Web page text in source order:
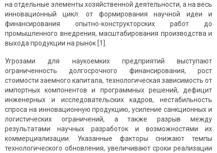
на отдельные элементы хозяйственной деятельности, а на весь
инновационный цикл: от формирования научной идеи и
финансирования опытно-конструкторских работ до
промышленного внедрения, масштабирования производства и
выхода продукции на рынок [1].
Угрозами для наукоемких предприятий выступают
ограниченность долгосрочного финансирования, рост
стоимости заемного капитала, технологическая зависимость от
импортных компонентов и программных решений, дефицит
инженерных и исследовательских кадров, нестабильность
спроса на инновационную продукцию, усиление санкционных и
логистических ограничений, а также разрыв между
результатами научных разработок и возможностями их
коммерциализации. Указанные факторы снижают темпы
технологического обновления, увеличивают сроки реализации